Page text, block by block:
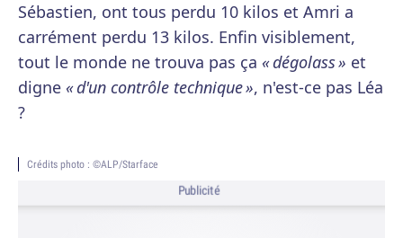
Sébastien, ont tous perdu 10 kilos et Amri a
carrément perdu 13 kilos. Enfin visiblement,
tout le monde ne trouva pas ça « dégolass » et
digne « d'un contrôle technique », n'est-ce pas Léa
?
Crédits photo : ©ALP/Starface
Publicité